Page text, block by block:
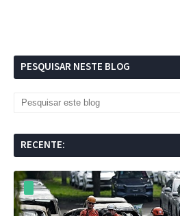
PESQUISAR NESTE BLOG
RECENTE: